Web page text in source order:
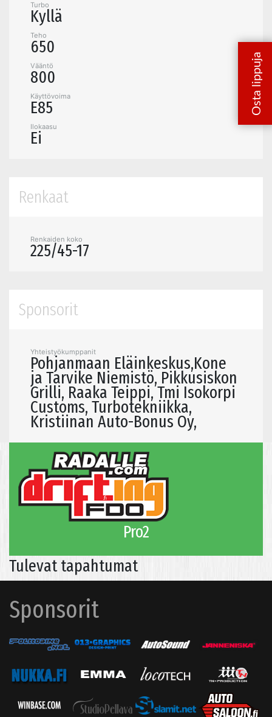
Turbo
Kyllä
Teho
650
Vääntö
800
Käyttövoima
E85
Ilokaasu
Ei
Renkaat
Renkaiden koko
225/45-17
Sponsorit
Yhteistyökumppanit
Pohjanmaan Eläinkeskus,Kone
ja Tarvike Niemistö, Pikkusiskon
Grilli, Raaka Teippi, Tmi Isokorpi
Customs, Turbotekniikka,
Kristiinan Auto-Bonus Oy,
Pro2
Tulevat tapahtumat
Sponsorit